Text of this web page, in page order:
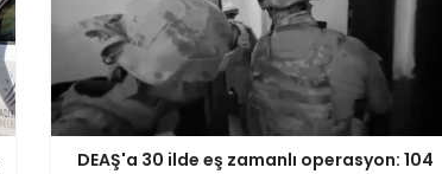
DEAŞ'a 30 ilde eş zamanlı operasyon: 104